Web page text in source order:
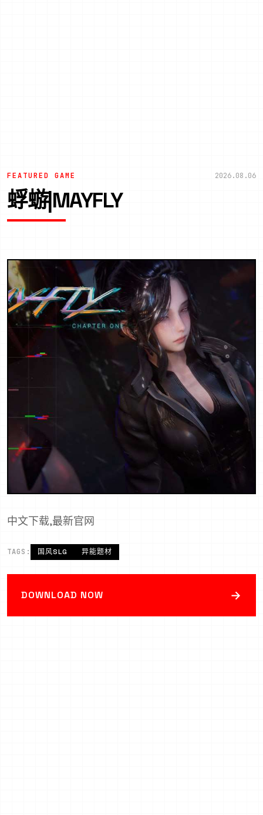
FEATURED GAME 2026.08.06
蜉蝣|MAYFLY
中文下载,最新官网
TAGS: 国风SLG 异能题材
DOWNLOAD NOW →